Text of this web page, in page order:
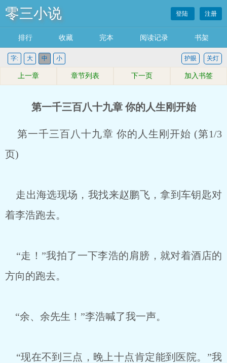
零三小说 登陆 注册
排行 收藏 完本 阅读记录 书架
字: 大 中 小 关灯
护眼
上一章 章节列表 下一页 加入书签
第一千三百八十九章 你的人生刚开始
第一千三百八十九章 你的人生刚开始 (第1/3
页)
走出海选现场，我找来赵鹏飞，拿到车钥匙对
着李浩跑去。
“走！”我拍了一下李浩的肩膀，就对着酒店的
方向的跑去。
“余、余先生！”李浩喊了我一声。
“现在不到三点，晚上十点肯定能到医院。”我